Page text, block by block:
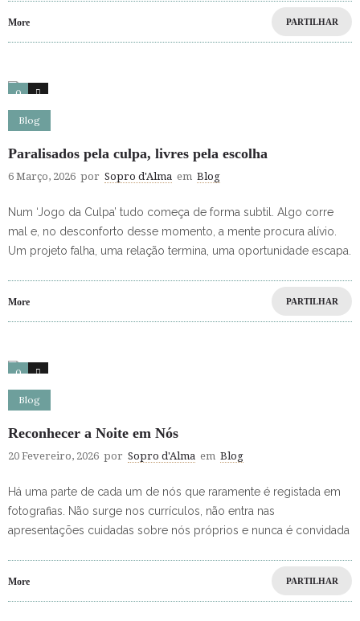
More PARTILHAR
0 0
Blog
Paralisados pela culpa, livres pela escolha
6 Março, 2026 por Sopro d'Alma em Blog
Num ‘Jogo da Culpa’ tudo começa de forma subtil. Algo corre
mal e, no desconforto desse momento, a mente procura alívio.
Um projeto falha, uma relação termina, uma oportunidade escapa.
More PARTILHAR
0 0
Blog
Reconhecer a Noite em Nós
20 Fevereiro, 2026 por Sopro d'Alma em Blog
Há uma parte de cada um de nós que raramente é registada em
fotografias. Não surge nos currículos, não entra nas
apresentações cuidadas sobre nós próprios e nunca é convidada
More PARTILHAR